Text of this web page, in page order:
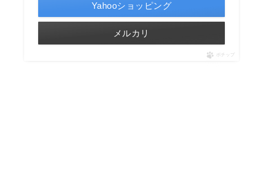
Yahooショッピング
メルカリ
ポチップ